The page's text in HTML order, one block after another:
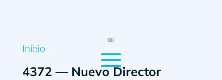
Início
4372 — Nuevo Director